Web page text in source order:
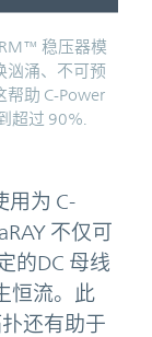
稳压器模
汹涌、不可预
助 C-Power
超过 90%.
用为 C-
不仅可
的DC 母线
恒流。此
还有助于